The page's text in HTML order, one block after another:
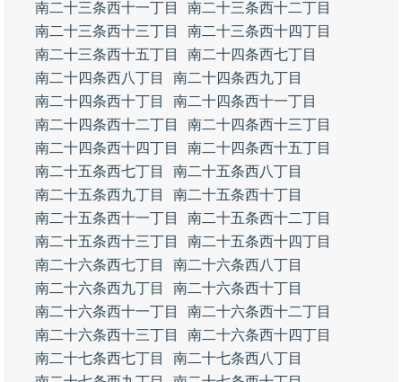
南二十三条西十一丁目
南二十三条西十二丁目
南二十三条西十三丁目
南二十三条西十四丁目
南二十三条西十五丁目
南二十四条西七丁目
南二十四条西八丁目
南二十四条西九丁目
南二十四条西十丁目
南二十四条西十一丁目
南二十四条西十二丁目
南二十四条西十三丁目
南二十四条西十四丁目
南二十四条西十五丁目
南二十五条西七丁目
南二十五条西八丁目
南二十五条西九丁目
南二十五条西十丁目
南二十五条西十一丁目
南二十五条西十二丁目
南二十五条西十三丁目
南二十五条西十四丁目
南二十六条西七丁目
南二十六条西八丁目
南二十六条西九丁目
南二十六条西十丁目
南二十六条西十一丁目
南二十六条西十二丁目
南二十六条西十三丁目
南二十六条西十四丁目
南二十七条西七丁目
南二十七条西八丁目